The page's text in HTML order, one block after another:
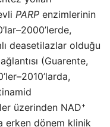
PARP enzimlerinin
deasetilazlar olduğu
(Guarente,
üzerinden NAD⁺
erken dönem klinik